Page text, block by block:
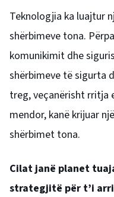
Teknologjia ka luajtur
shërbimeve tona.
komunikimit dhe
shërbimeve të sigurta
treg, veçanërisht rritja
mendor, kanë krijuar
shërbimet tona.
Cilat janë planet
strategjitë për t’i